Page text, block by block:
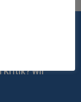
Kritik? Wir